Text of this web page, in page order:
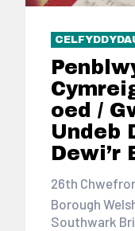
oed /
Undeb
Dewi’r
26th
Borough
Southwark